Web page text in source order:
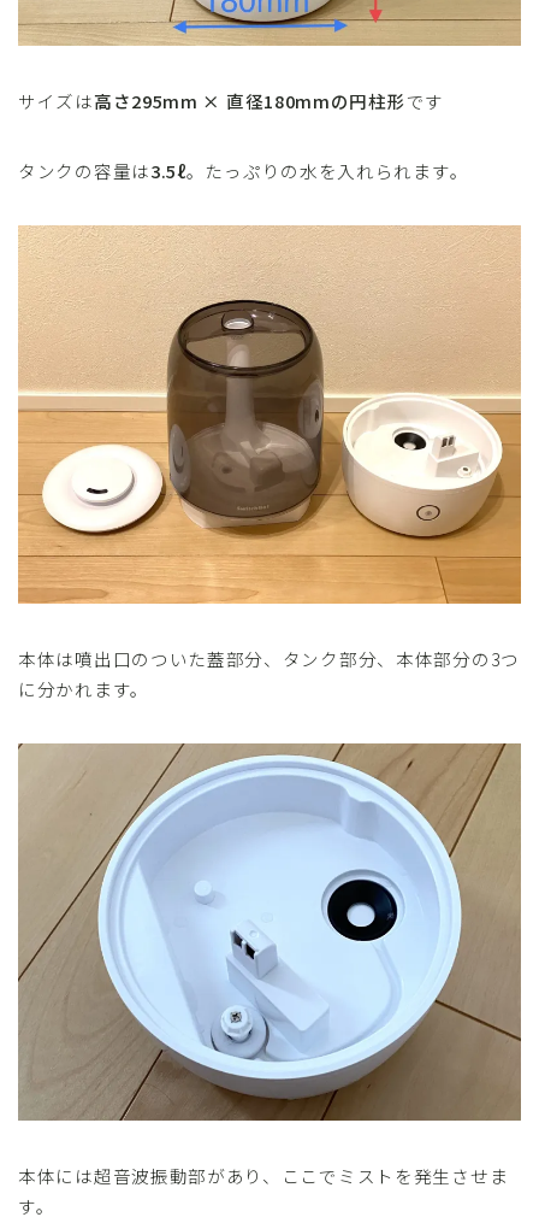
サイズは高さ295mm × 直径180mmの円柱形です
タンクの容量は3.5ℓ。たっぷりの水を入れられます。
本体は噴出口のついた蓋部分、タンク部分、本体部分の3つ
に分かれます。
本体には超音波振動部があり、ここでミストを発生させま
す。